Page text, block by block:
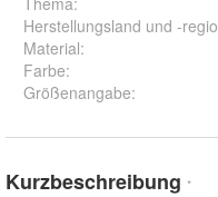
Herstellungsland und -
Material:
Farbe:
Größenangabe:
Kurzbeschreibung *